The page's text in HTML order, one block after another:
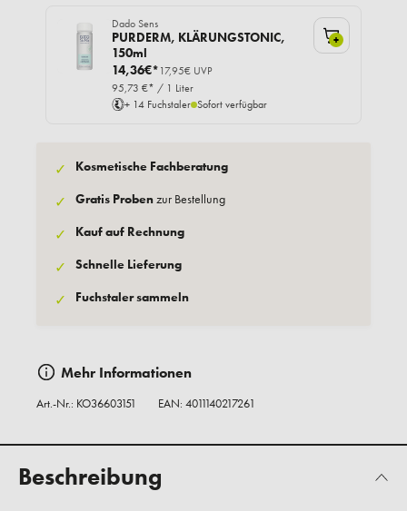
Dado Sens
PURDERM, KLÄRUNGSTONIC,
150ml
14,36€*17,95€ UVP
95,73 €* / 1 Liter
+ 14 Fuchstaler Sofort verfügbar
+
✓ Kosmetische Fachberatung
✓ Gratis Probenzur Bestellung
✓ Kauf auf Rechnung
✓ Schnelle Lieferung
✓ Fuchstaler sammeln
Mehr Informationen
Art.-Nr.: KO36603151 EAN: 4011140217261
Beschreibung